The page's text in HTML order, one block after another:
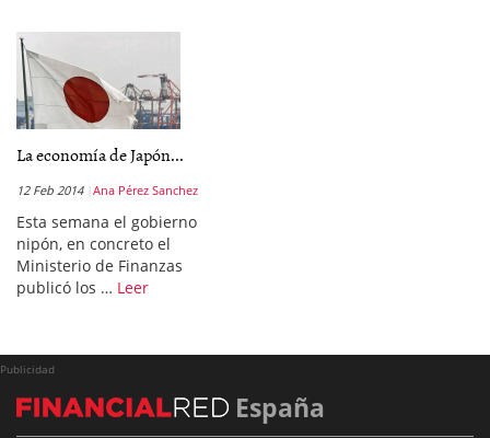
La economía de Japón...
12 Feb 2014 Ana Pérez Sanchez
Esta semana el gobierno
nipón, en concreto el
Ministerio de Finanzas
publicó los … Leer
Publicidad
España